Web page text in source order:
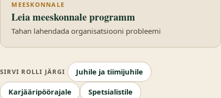
MEESKONNALE
Leia meeskonnale programm
Tahan lahendada organisatsiooni probleemi
SIRVI ROLLI JÄRGI Juhile ja tiimijuhile
Karjääripöörajale Spetsialistile